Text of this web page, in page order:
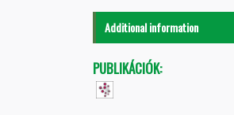
Additional information
PUBLIKÁCIÓK: